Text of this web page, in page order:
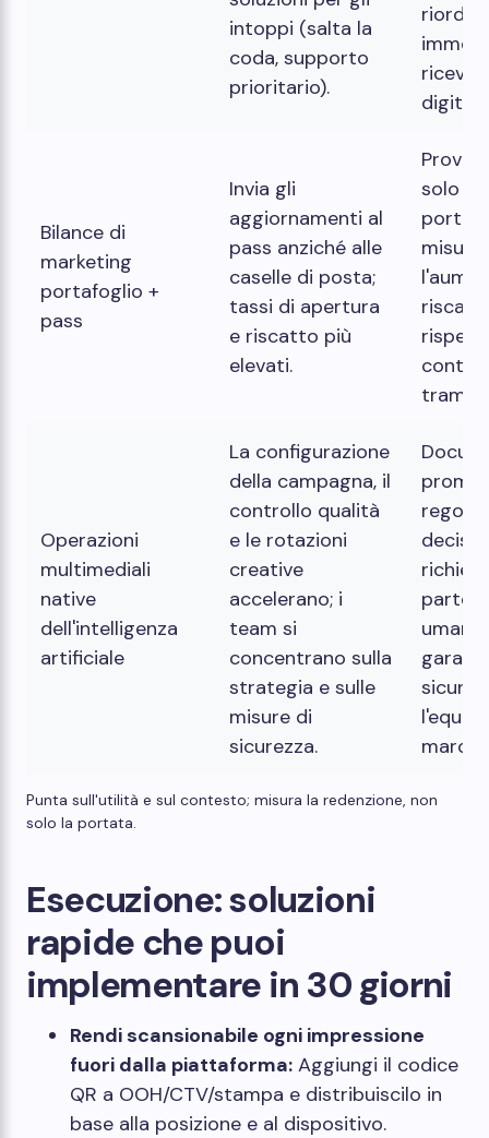
intoppi (salta la
coda, supporto
prioritario).
Bilance di
marketing
portafoglio +
pass
Invia gli
aggiornamenti al
pass anziché alle
caselle di posta;
tassi di apertura
e riscatto più
elevati.
Prova
solo
misura
Operazioni
multimediali
native
dell'intelligenza
artificiale
La configurazione
della campagna, il
controllo qualità
e le rotazioni
creative
accelerano; i
team si
concentrano sulla
strategia e sulle
misure di
sicurezza.
regole
umana
Punta sull'utilità e sul contesto; misura la redenzione, non
solo la portata.
Esecuzione: soluzioni
rapide che puoi
implementare in 30 giorni
Rendi scansionabile ogni impressione
fuori dalla piattaforma: Aggiungi il codice
QR a OOH/CTV/stampa e distribuiscilo in
base alla posizione e al dispositivo.